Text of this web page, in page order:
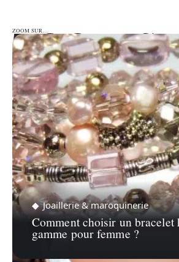
ZOOM
ZOOM SUR…
Joaillerie & maroquinerie
Comment choisir un bracelet
gamme pour femme ?